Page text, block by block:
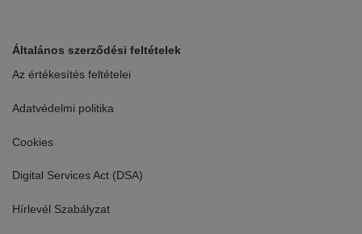
Általános szerződési feltételek
Az értékesítés feltételei
Adatvédelmi politika
Cookies
Digital Services Act (DSA)
Hírlevél Szabályzat